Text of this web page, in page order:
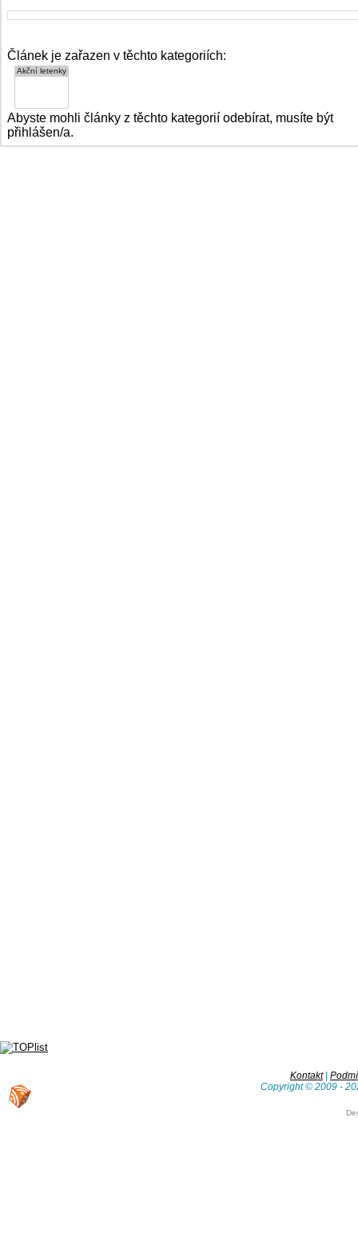
Článek je zařazen v těchto kategoriích:
Abyste mohli články z těchto kategorií odebírat, musíte být
přihlášen/a.
Kontakt|
Copyright © 2009 -